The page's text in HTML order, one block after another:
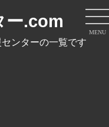
MENU
ー.com
ンターの一覧です